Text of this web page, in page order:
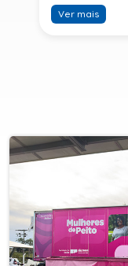
cerimônia
alunos e entrou
SESI,
retomar os
Jovens e
oferecida em
passou por
com o SESI, a
o Ensino
Médio,
para que jovens
Ver mais